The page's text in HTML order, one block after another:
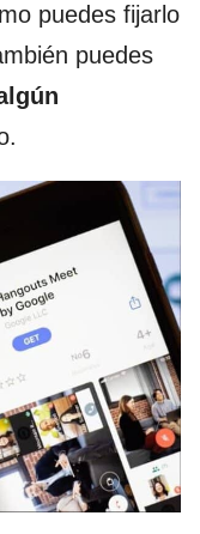
puedes fijarlo
puedes